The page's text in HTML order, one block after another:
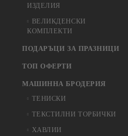
ИЗДЕЛИЯ
ВЕЛИКДЕНСКИ
КОМПЛЕКТИ
ПОДАРЪЦИ ЗА ПРАЗНИЦИ
ТОП ОФЕРТИ
МАШИННА БРОДЕРИЯ
ТЕНИСКИ
ТЕКСТИЛНИ ТОРБИЧКИ
ХАВЛИИ